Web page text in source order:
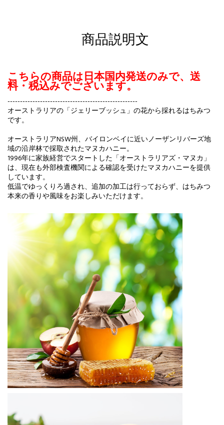
商品説明文
こちらの商品は日本国内発送のみで、送
料・税込みでございます。
----------------------------------------------------
オーストラリアの「ジェリーブッシュ」の花から採れるはちみつ
です。
オーストラリアNSW州、バイロンベイに近いノーザンリバーズ地
域の沿岸林で採取されたマヌカハニー。
1996年に家族経営でスタートした「オーストラリアズ・マヌカ」
は、現在も外部検査機関による確認を受けたマヌカハニーを提供
しています。
低温でゆっくりろ過され、追加の加工は行っておらず、はちみつ
本来の香りや風味をお楽しみいただけます。